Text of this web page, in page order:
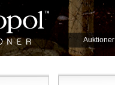
Auktioner